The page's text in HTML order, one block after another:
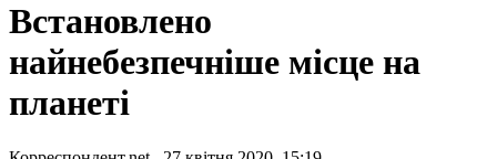
Встановлено
найнебезпечніше місце на
планеті